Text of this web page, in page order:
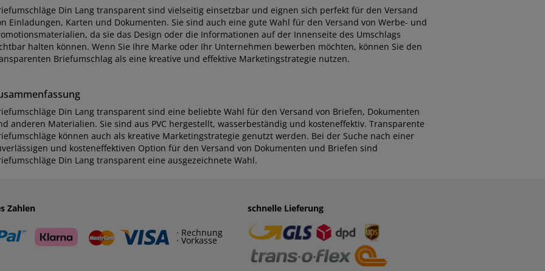
Din Lang transparent sind vielseitig einsetzbar und eignen sich perfekt für den Versand
Einladungen, Karten und Dokumenten. Sie sind auch eine gute Wahl für den Versand von Werbe- und
da sie das Design oder die Informationen auf der Innenseite des Umschlags
halten können. Wenn Sie Ihre Marke oder Ihr Unternehmen bewerben möchten, können Sie den
Briefumschlag als eine kreative und effektive Marketingstrategie nutzen.
Din Lang transparent sind eine beliebte Wahl für den Versand von Briefen, Dokumenten
anderen Materialien. Sie sind aus PVC hergestellt, wasserbeständig und kosteneffektiv. Transparente
können auch als kreative Marketingstrategie genutzt werden. Bei der Suche nach einer
und kosteneffektiven Option für den Versand von Dokumenten und Briefen sind
Din Lang transparent eine ausgezeichnete Wahl.
Zahlen
· Rechnung
· Vorkasse
schnelle Lieferung